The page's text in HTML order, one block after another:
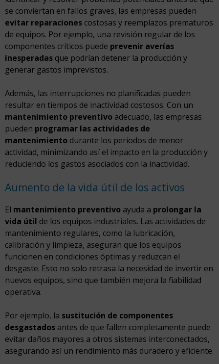
se conviertan en fallos graves, las empresas pueden
evitar reparaciones costosas y reemplazos prematuros
de equipos. Por ejemplo, una revisión regular de los
componentes críticos puede prevenir averías
inesperadas que podrían detener la producción y
generar gastos imprevistos.
Además, las interrupciones no planificadas pueden
resultar en tiempos de inactividad costosos. Con un
mantenimiento preventivo adecuado, las empresas
pueden programar las actividades de
mantenimiento durante los períodos de menor
actividad, minimizando así el impacto en la producción y
reduciendo los gastos asociados con la inactividad.
Aumento de la vida útil de los activos
El mantenimiento preventivo ayuda a prolongar la
vida útil de los equipos industriales. Las actividades de
mantenimiento regulares, como la lubricación,
calibración y limpieza, aseguran que los equipos
funcionen en condiciones óptimas y reduzcan el
desgaste. Esto no solo retrasa la necesidad de invertir en
nuevos equipos, sino que también mejora la fiabilidad
operativa.
Por ejemplo, la sustitución de componentes
desgastados antes de que fallen completamente puede
evitar daños mayores a otros sistemas interconectados,
asegurando así un rendimiento más duradero y eficiente.